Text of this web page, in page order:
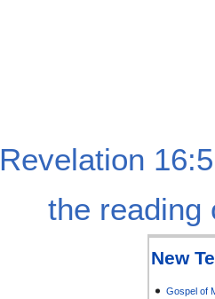
Revelation
the reading
New
Gospel of